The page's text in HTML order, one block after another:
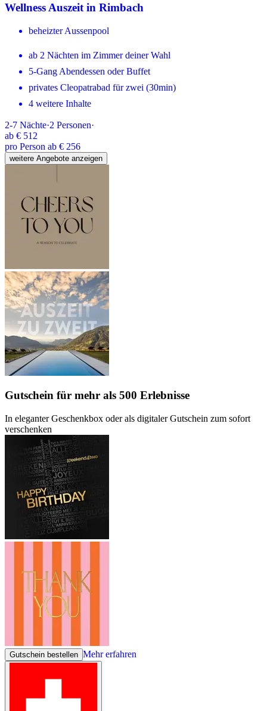
Wellness Auszeit in Rimbach
beheizter Aussenpool
ab 2 Nächten im Zimmer deiner Wahl
5-Gang Abendessen oder Buffet
privates Cleopatrabad für zwei (30min)
4 weitere Inhalte
2-7 Nächte·2 Personen·
ab € 512
pro Person ab € 256
weitere Angebote anzeigen
Gutschein für mehr als 500 Erlebnisse
In eleganter Geschenkbox oder als digitaler Gutschein zum sofort
verschenken
Gutschein bestellen Mehr erfahren